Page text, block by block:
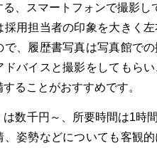
、スマートフォンで撮影し
採用担当者の印象を大きく
で、履歴書写真は写真館で
ドバイスと撮影をしてもら
ることがおすすめです。
は数千円～、所要時間は1時
、姿勢などについても客観